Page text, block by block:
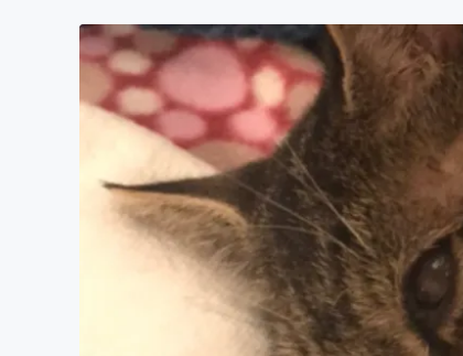
アート・写真
テクノロジー・ガジェット
映像・映画
ビジネス・起業
まちづくり・地域活性化